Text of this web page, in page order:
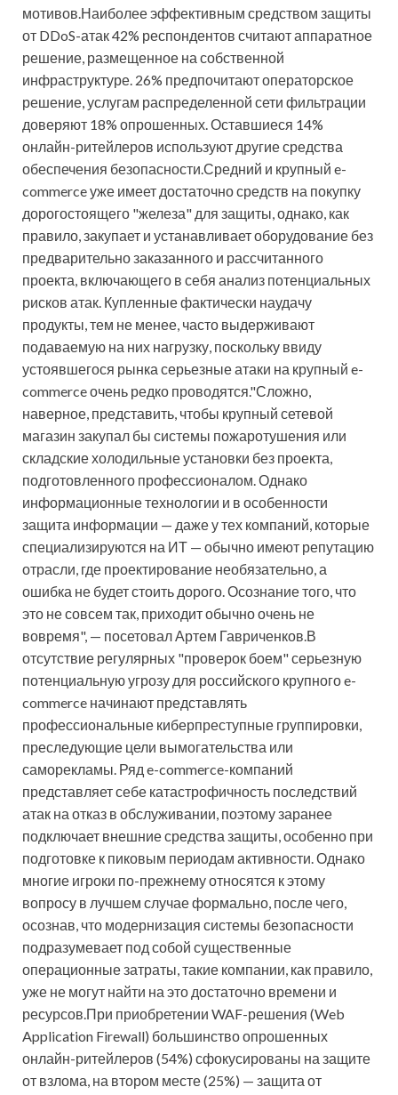
мотивов.Наиболее эффективным средством защиты
от DDoS-атак 42% респондентов считают аппаратное
решение, размещенное на собственной
инфраструктуре. 26% предпочитают операторское
решение, услугам распределенной сети фильтрации
доверяют 18% опрошенных. Оставшиеся 14%
онлайн-ритейлеров используют другие средства
обеспечения безопасности.Средний и крупный e-
commerce уже имеет достаточно средств на покупку
дорогостоящего "железа" для защиты, однако, как
правило, закупает и устанавливает оборудование без
предварительно заказанного и рассчитанного
проекта, включающего в себя анализ потенциальных
рисков атак. Купленные фактически наудачу
продукты, тем не менее, часто выдерживают
подаваемую на них нагрузку, поскольку ввиду
устоявшегося рынка серьезные атаки на крупный e-
commerce очень редко проводятся."Сложно,
наверное, представить, чтобы крупный сетевой
магазин закупал бы системы пожаротушения или
складские холодильные установки без проекта,
подготовленного профессионалом. Однако
информационные технологии и в особенности
защита информации — даже у тех компаний, которые
специализируются на ИТ — обычно имеют репутацию
отрасли, где проектирование необязательно, а
ошибка не будет стоить дорого. Осознание того, что
это не совсем так, приходит обычно очень не
вовремя", — посетовал Артем Гавриченков.В
отсутствие регулярных "проверок боем" серьезную
потенциальную угрозу для российского крупного e-
commerce начинают представлять
профессиональные киберпреступные группировки,
преследующие цели вымогательства или
саморекламы. Ряд e-commerce-компаний
представляет себе катастрофичность последствий
атак на отказ в обслуживании, поэтому заранее
подключает внешние средства защиты, особенно при
подготовке к пиковым периодам активности. Однако
многие игроки по-прежнему относятся к этому
вопросу в лучшем случае формально, после чего,
осознав, что модернизация системы безопасности
подразумевает под собой существенные
операционные затраты, такие компании, как правило,
уже не могут найти на это достаточно времени и
ресурсов.При приобретении WAF-решения (Web
Application Firewall) большинство опрошенных
онлайн-ритейлеров (54%) сфокусированы на защите
от взлома, на втором месте (25%) — защита от